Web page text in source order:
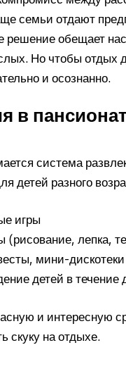
семьи отдают
решение обещает
Но чтобы отдых
и осознанно.
в
система
детей разного
игры
(рисование, лепка,
мини-дискотеки
детей в течение
и интересную
скуку на отдыхе.